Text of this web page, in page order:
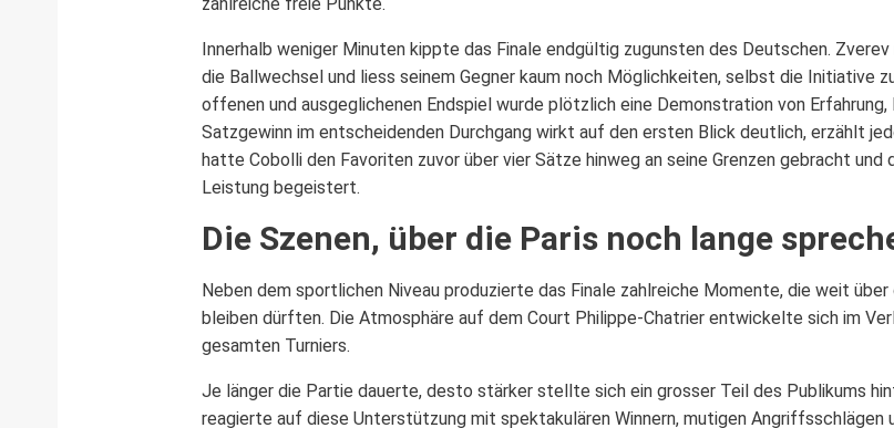
Innerhalb weniger Minuten kippte das Finale endgültig zugunsten des Deutschen.
die Ballwechsel und liess seinem Gegner kaum noch Möglichkeiten, selbst die Initiative
offenen und ausgeglichenen Endspiel wurde plötzlich eine Demonstration von
Satzgewinn im entscheidenden Durchgang wirkt auf den ersten Blick deutlich, erzählt
hatte Cobolli den Favoriten zuvor über vier Sätze hinweg an seine Grenzen gebracht
Leistung begeistert.
Die Szenen, über die Paris noch lange
Neben dem sportlichen Niveau produzierte das Finale zahlreiche Momente, die weit über
bleiben dürften. Die Atmosphäre auf dem Court Philippe-Chatrier entwickelte sich im
gesamten Turniers.
Je länger die Partie dauerte, desto stärker stellte sich ein grosser Teil des Publikums
reagierte auf diese Unterstützung mit spektakulären Winnern, mutigen Angriffsschlägen